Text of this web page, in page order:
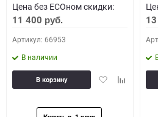
Цена без ECOном скидки:
11 400 руб.
Артикул: 66953
В наличии
ДобавитьДобавить
В корзину